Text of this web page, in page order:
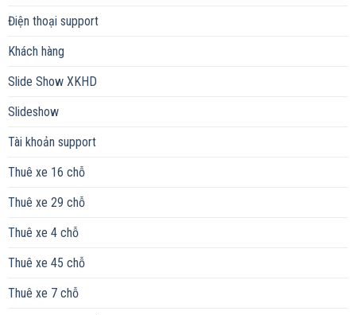
Điện thoại support
Khách hàng
Slide Show XKHD
Slideshow
Tài khoản support
Thuê xe 16 chỗ
Thuê xe 29 chỗ
Thuê xe 4 chỗ
Thuê xe 45 chỗ
Thuê xe 7 chỗ